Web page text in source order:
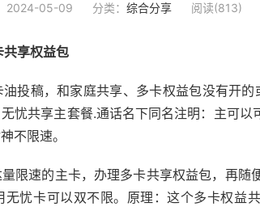
2024-05-09 分类： 综合分享 阅读(813)
共享权益包
油投稿，和家庭共享、多卡权益包没有开
忧共享主套餐.通话名下同名注明：主可以
不限速。
限速的主卡，办理多卡共享权益包，再随
忧卡可以双不限。原理：这个多卡权益